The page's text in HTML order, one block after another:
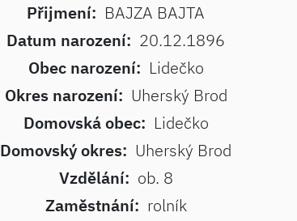
Přijmení: BAJZA BAJTA
Datum narození: 20.12.1896
Obec narození: Lidečko
Okres narození: Uherský Brod
Domovská obec: Lidečko
Domovský okres: Uherský Brod
Vzdělání: ob. 8
Zaměstnání: rolník